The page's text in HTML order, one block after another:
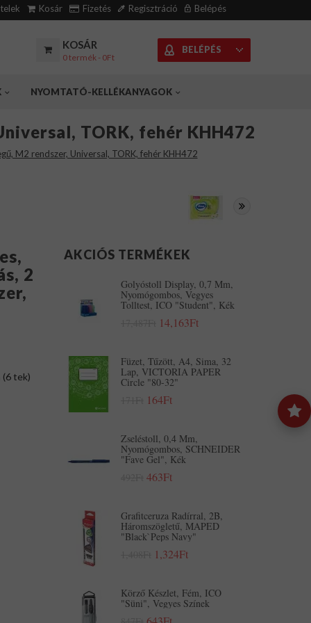
Kosár Fizetés Regisztráció Belépés
KOSÁR
0 termék - 0Ft
BELÉPÉS
NYOMTATÓ-KELLÉKANYAGOK
TORK, fehér KHH472
M2 rendszer, Universal, TORK, fehér KHH472
2
tek)
AKCIÓS TERMÉKEK
Golyóstoll Display, 0,7 Mm,
Nyomógombos, Vegyes
Tolltest, ICO "Student", Kék
14,163Ft
Füzet, Tűzött, A4, Sima, 32
Lap, VICTORIA PAPER
Circle "80-32"
164Ft
Zseléstoll, 0,4 Mm,
Nyomógombos, SCHNEIDER
"Fave Gel", Kék
463Ft
Grafitceruza Radírral, 2B,
Háromszögletű, MAPED
"Black`Peps Navy"
1,324Ft
Körző Készlet, Fém, ICO
"Süni", Vegyes Színek